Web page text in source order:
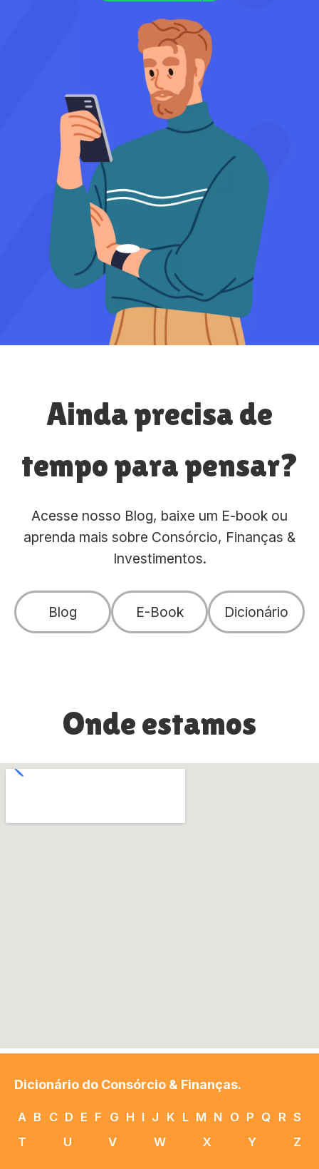
Ainda precisa de
tempo para pensar?
Acesse nosso Blog, baixe um E-book ou
aprenda mais sobre Consórcio, Finanças &
Investimentos.
Blog E-Book Dicionário
Onde estamos
Dicionário do Consórcio & Finanças.
A B C D E F G H I J K L M N O P Q R S
T
U V W X Y Z